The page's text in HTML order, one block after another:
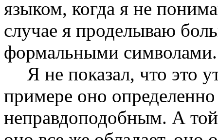
языком, когда я не
случае я проделываю
формальными символами.
Я не показал, что это
примере оно
неправдоподобным. А